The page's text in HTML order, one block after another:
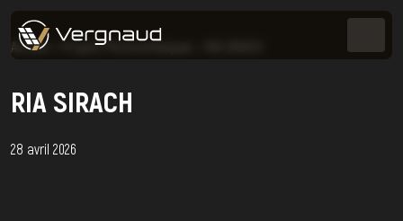
Accueil Projets Photovoltaïques
RIA SIRACH
28 avril 2026